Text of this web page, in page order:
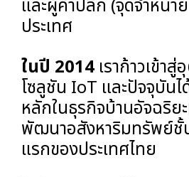
และผู้ค้าปลีก (จุดจำหน่า
ประเทศ
ในปี 2014 เราก้าวเข้า
โซลูชัน IoT และปัจจุบัน
หลักในธุรกิจบ้านอัจฉริย
พัฒนาอสังหาริมทรัพย์ชั้
แรกของประเทศไทย